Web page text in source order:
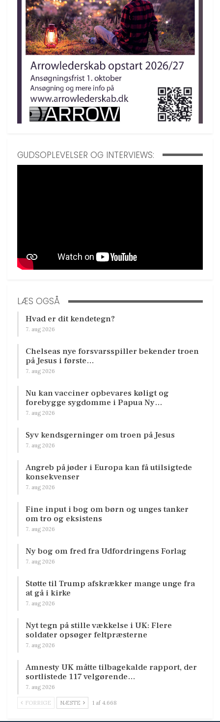
GUDSOPLEVELSER OG INTERVIEWS:
LÆS OGSÅ
Hvad er dit kendetegn?
7. aug 2026
Chelseas nye forsvarsspiller bekender troen
på Jesus i første…
7. aug 2026
Nu kan vacciner opbevares køligt og
forebygge sygdomme i Papua Ny…
7. aug 2026
Syv kendsgerninger om troen på Jesus
7. aug 2026
Angreb på jøder i Europa kan få utilsigtede
konsekvenser
7. aug 2026
Fine input i bog om børn og unges tanker
om tro og eksistens
7. aug 2026
Ny bog om fred fra Udfordringens Forlag
7. aug 2026
Støtte til Trump afskrækker mange unge fra
at gå i kirke
7. aug 2026
Nyt tegn på stille vækkelse i UK: Flere
soldater opsøger feltpræsterne
7. aug 2026
Amnesty UK måtte tilbagekalde rapport, der
sortlistede 117 velgørende…
7. aug 2026
FORRIGE NÆSTE 1 af 4.668